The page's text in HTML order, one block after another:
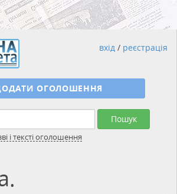
Пошук
і тексті оголошення
ОГОЛОШЕННЯ
вхід / реєстрація